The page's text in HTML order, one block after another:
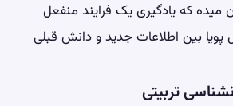
میده که یادگیری یک فرایند منفعل
بین اطلاعات جدید و دانش قبلی
تربیتی